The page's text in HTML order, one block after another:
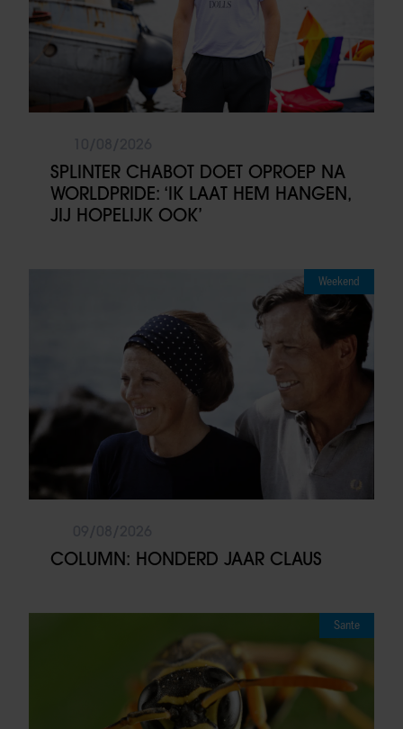
SPLINTER CHABOT DOET OPROEP NA
WORLDPRIDE: ‘IK LAAT HEM HANGEN,
JIJ HOPELIJK OOK’
Weekend
COLUMN: HONDERD JAAR CLAUS
Sante